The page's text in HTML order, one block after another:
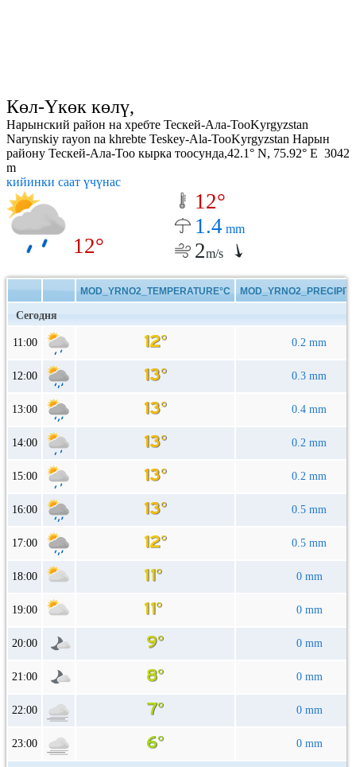
Көл-Үкөк көлү,
Нарынский район на хребте Тескей-Ала-ТооKyrgyzstan
Narynskiy rayon na khrebte Teskey-Ala-TooKyrgyzstan Нарын
району Тескей-Ала-Тоо кырка тоосунда,42.1° N, 75.92° E 3042
m
кийинки саат үчүнас
12°
12°
1.4 mm
2m/s
MOD_YRNO2_TEMPERATURE°C
Сегодня
11:00 0.2 mm
12:00 0.3 mm
13:00 0.4 mm
14:00 0.2 mm
15:00 0.2 mm
16:00 0.5 mm
17:00 0.5 mm
18:00 0 mm
19:00 0 mm
20:00 0 mm
21:00 0 mm
22:00 0 mm
23:00 0 mm